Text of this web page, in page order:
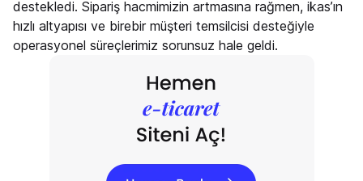
destekledi. Sipariş hacmimizin artmasına rağmen, ikas’ın
hızlı altyapısı ve birebir müşteri temsilcisi desteğiyle
operasyonel süreçlerimiz sorunsuz hale geldi.